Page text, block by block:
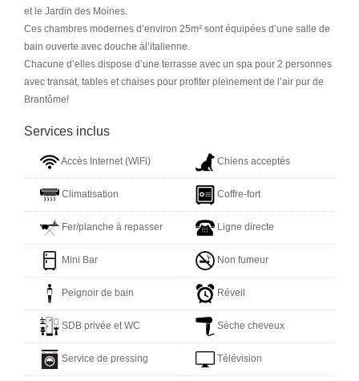
et le Jardin des Moines.
Ces chambres modernes d’environ 25m² sont équipées d’une salle de
bain ouverte avec douche àl’italienne.
Chacune d’elles dispose d’une terrasse avec un spa pour 2 personnes
avec transat, tables et chaises pour profiter pleinement de l’air pur de
Brantôme!
Services inclus
Accès Internet (WiFi) Chiens acceptés
Climatisation Coffre-fort
Fer/planche à repasser Ligne directe
Mini Bar Non fumeur
Peignoir de bain Réveil
SDB privée et WC Sèche cheveux
Service de pressing Télévision